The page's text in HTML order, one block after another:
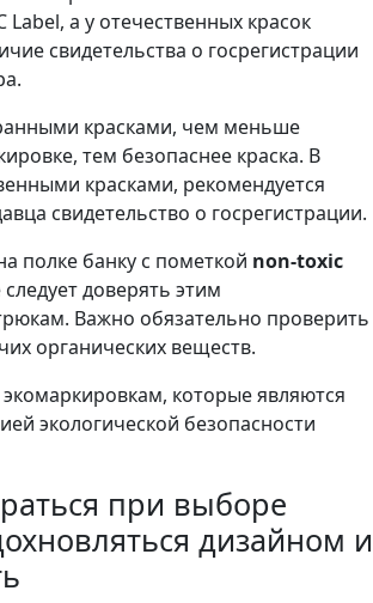
Label, а у отечественных красок
свидетельства о госрегистрации
красками, чем меньше
тем безопаснее краска. В
красками, рекомендуется
свидетельство о госрегистрации.
полке банку с пометкой non-toxic
следует доверять этим
Важно обязательно проверить
органических веществ.
которые являются
экологической безопасности
при выборе
дизайном и